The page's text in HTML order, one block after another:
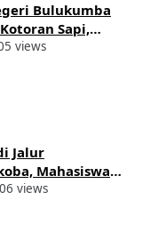
Bulukumba
Sapi,
Tuntut
views
Jalur
Mahasiswa
Bertindak
views